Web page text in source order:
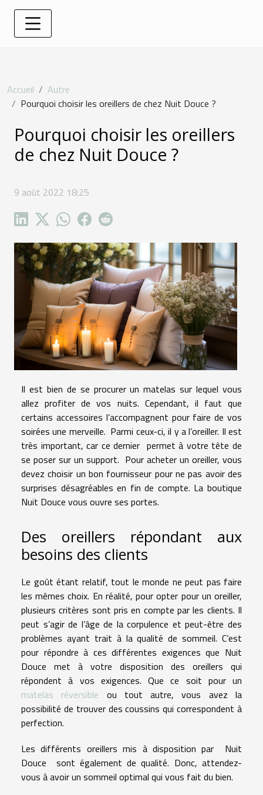
Accueil
Autre
Pourquoi choisir les oreillers de chez Nuit Douce ?
Pourquoi choisir les oreillers
de chez Nuit Douce ?
9 août 2022 18:25
Il est bien de se procurer un matelas sur lequel vous
allez profiter de vos nuits. Cependant, il faut que
certains accessoires l’accompagnent pour faire de vos
soirées une merveille. Parmi ceux-ci, il y a l’oreiller. Il est
très important, car ce dernier permet à votre tête de
se poser sur un support. Pour acheter un oreiller, vous
devez choisir un bon fournisseur pour ne pas avoir des
surprises désagréables en fin de compte. La boutique
Nuit Douce vous ouvre ses portes.
Des oreillers répondant aux
besoins des clients
Le goût étant relatif, tout le monde ne peut pas faire
les mêmes choix. En réalité, pour opter pour un oreiller,
plusieurs critères sont pris en compte par les clients. Il
peut s’agir de l’âge de la corpulence et peut-être des
problèmes ayant trait à la qualité de sommeil. C’est
pour répondre à ces différentes exigences que Nuit
Douce met à votre disposition des oreillers qui
répondent à vos exigences. Que ce soit pour un
matelas réversible ou tout autre, vous avez la
possibilité de trouver des coussins qui correspondent à
perfection.
Les différents oreillers mis à disposition par Nuit
Douce sont également de qualité. Donc, attendez-
vous à avoir un sommeil optimal qui vous fait du bien.